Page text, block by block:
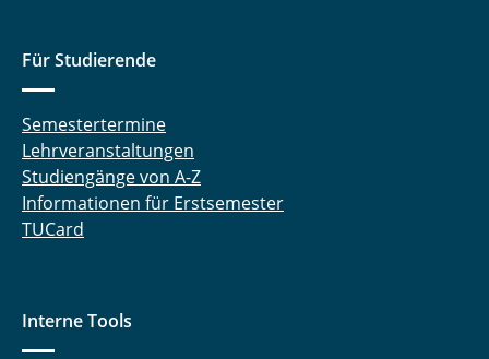
Für Studierende
Semestertermine
Lehrveranstaltungen
Studiengänge von A-Z
Informationen für Erstsemester
TUCard
Interne Tools